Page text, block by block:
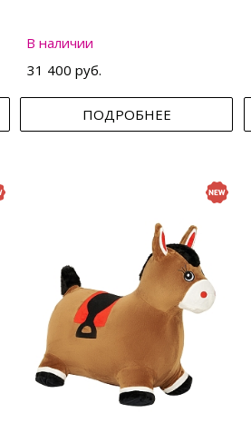
В наличии
31 400 руб.
ПОДРОБНЕЕ